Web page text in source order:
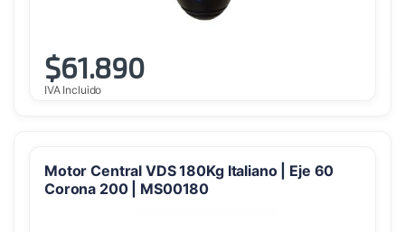
$61.890
IVA Incluido
Motor Central VDS 180Kg Italiano | Eje 60
Corona 200 | MS00180